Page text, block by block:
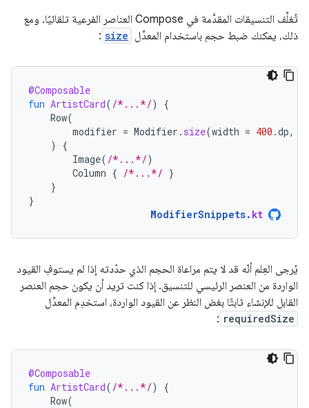
تُغلِّف التنسيقات المقدَّمة في Compose العناصر الفرعية تلقائيًا. ومع
ذلك، يمكنك ضبط حجم باستخدام المعدِّل size
:
@Composable
fun ArtistCard( /*...*/)
{
Row(
modifier = Modifier . size(width = 400.dp,
)
{
Image( /*...*/)
Column { /*...*/ }
}
}
ModifierSnippets. kt
يُرجى العِلم أنّه قد لا يتم مراعاة الحجم الذي حدّدته إذا لم يستوفِ القيود
الواردة من العنصر الرئيسي للتنسيق. إذا كنت تريد أن يكون حجم العنصر
القابل للإنشاء ثابتًا بغض النظر عن القيود الواردة، استخدِم المعدِّل
requiredSize
:
@Composable
fun ArtistCard( /*...*/)
{
Row(